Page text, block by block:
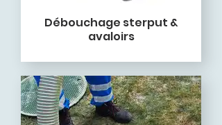
Débouchage sterput &
avaloirs